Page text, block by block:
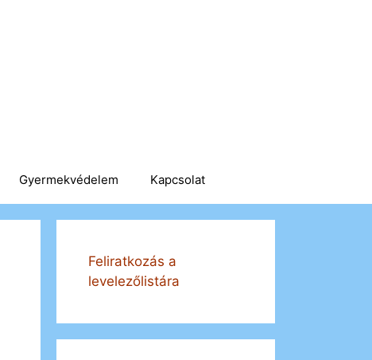
Gyermekvédelem Kapcsolat
Feliratkozás a
levelezőlistára